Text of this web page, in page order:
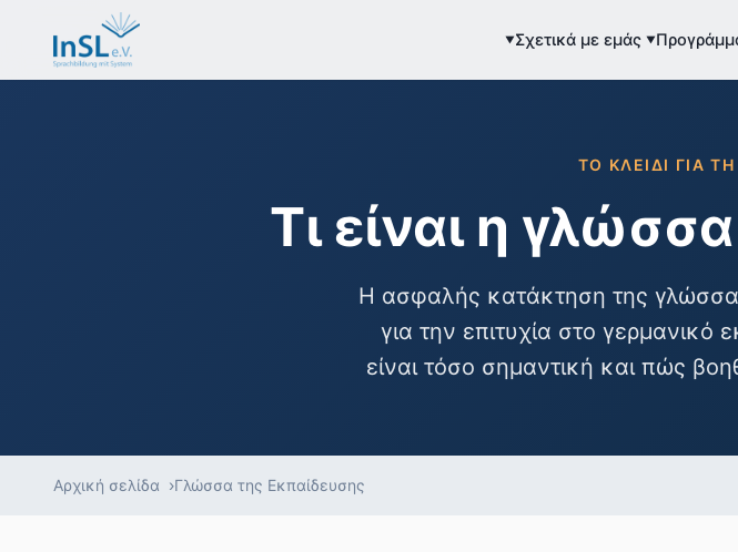
Σχετικά με εμάς
ΤΟ ΚΛΕΙΔΊ ΓΙΑ
Τι είναι η
Η ασφαλής κατάκτηση της
για την επιτυχία στο γερμανικό
είναι τόσο σημαντική και πώς
Αρχική σελίδα Γλώσσα της Εκπαίδευσης